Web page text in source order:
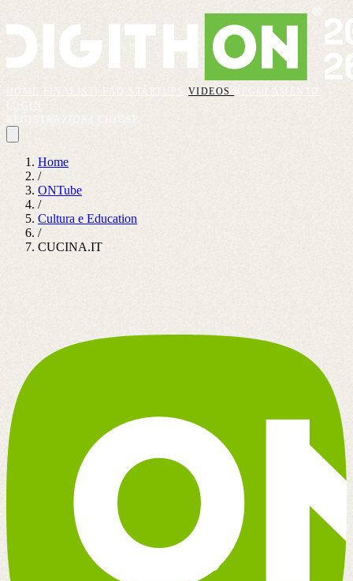
VIDEOS
REGOLAMENTO
Home
/
ONTube
/
Cultura e Education
/
CUCINA.IT